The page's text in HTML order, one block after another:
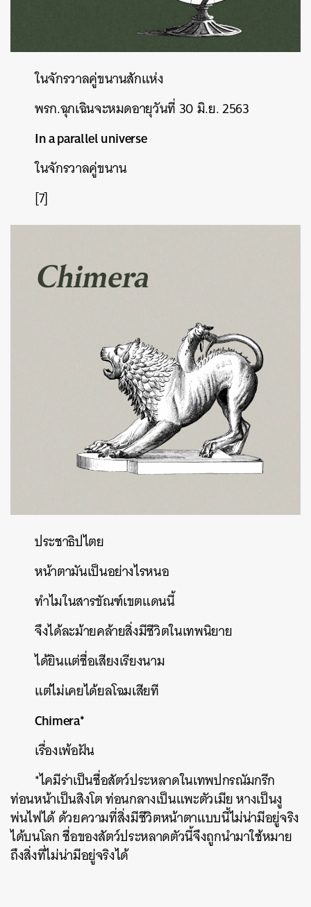
ในจักรวาลคู่ขนานสักแห่ง
พรก.ฉุกเฉินจะหมดอายุวันที่ 30มิ.ย. 2563
In a parallel universe
ในจักรวาลคู่ขนาน
[7]
ประชาธิปไตย
หน้าตามันเป็นอย่างไรหนอ
ทำไมในสารขัณฑ์เขตแดนนี้
จึงได้ละม้ายคล้ายสิ่งมีชีวิตในเทพนิยาย
ได้ยินแต่ชื่อเสียงเรียงนาม
แต่ไม่เคยได้ยลโฉมเสียที
Chimera*
เรื่องเพ้อฝัน
*ไคมีร่าเป็นชื่อสัตว์ประหลาดในเทพปกรณัมกรีก
ท่อนหน้าเป็นสิงโตท่อนกลางเป็นแพะตัวเมียหางเป็นงู
พ่นไฟได้ด้วยความที่สิ่งมีชีวิตหน้าตาแบบนี้ไม่น่ามีอยู่จริง
ได้บนโลกชื่อของสัตว์ประหลาดตัวนี้จึงถูกนำมาใช้หมาย
ถึงสิ่งที่ไม่น่ามีอยู่จริงได้